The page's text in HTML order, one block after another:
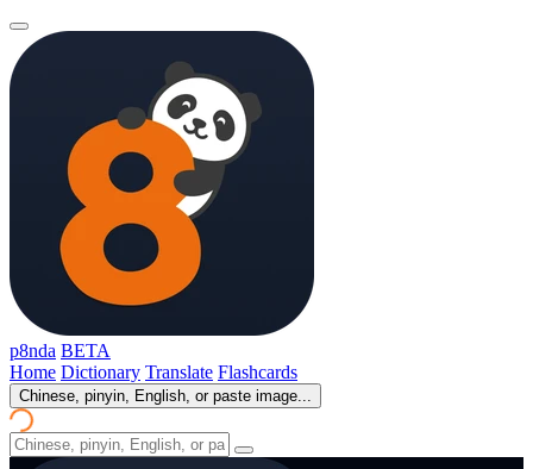
p8nda BETA
Home Dictionary Translate Flashcards
Chinese, pinyin, English, or paste image...